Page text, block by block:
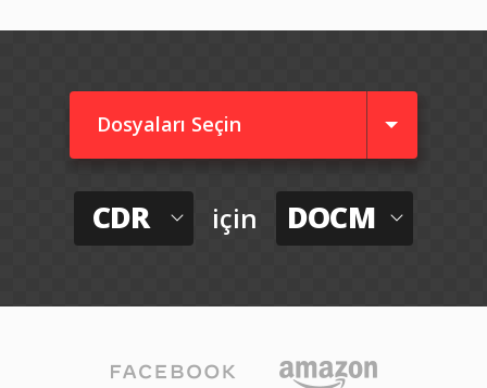
Dosyaları Seçin
CDR için DOCM